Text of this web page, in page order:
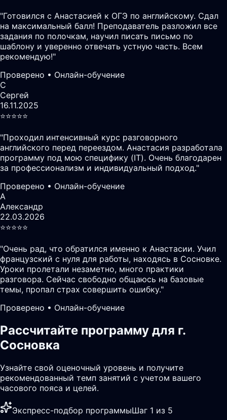
"Готовился с Анастасией к ОГЭ по английскому. Сдал
на максимальный балл! Преподаватель разложил все
задания по полочкам, научил писать письмо по
шаблону и уверенно отвечать устную часть. Всем
рекомендую!"
Проверено • Онлайн-обучение
С
Сергей
16.11.2025
⭐️⭐️⭐️⭐️⭐️
"Проходил интенсивный курс разговорного
английского перед переездом. Анастасия разработала
программу под мою специфику (IT). Очень благодарен
за профессионализм и индивидуальный подход."
Проверено • Онлайн-обучение
А
Александр
22.03.2026
⭐️⭐️⭐️⭐️⭐️
"Очень рад, что обратился именно к Анастасии. Учил
французский с нуля для работы, находясь в Сосновке.
Уроки пролетали незаметно, много практики
разговора. Сейчас свободно общаюсь на базовые
темы, пропал страх совершить ошибку."
Проверено • Онлайн-обучение
Рассчитайте программу для г.
Сосновка
Узнайте свой оценочный уровень и получите
рекомендованный темп занятий с учетом вашего
часового пояса и целей.
Экспресс-подбор программыШаг 1 из 5